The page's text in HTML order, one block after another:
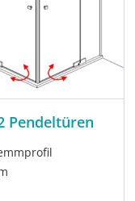
Pendeltüren